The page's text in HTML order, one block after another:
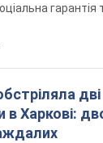
гарантія
дві
в Харкові: